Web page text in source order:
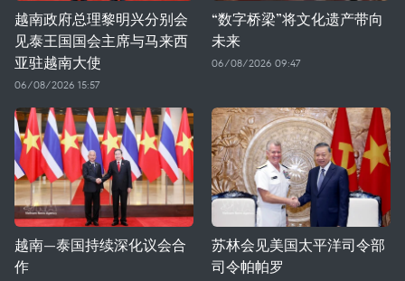
越南政府总理黎明兴分别会
见泰王国国会主席与马来西
亚驻越南大使
06/08/2026 15:57
“数字桥梁”将文化遗产带向
未来
06/08/2026 09:47
越南—泰国持续深化议会合
作
苏林会见美国太平洋司令部
司令帕帕罗